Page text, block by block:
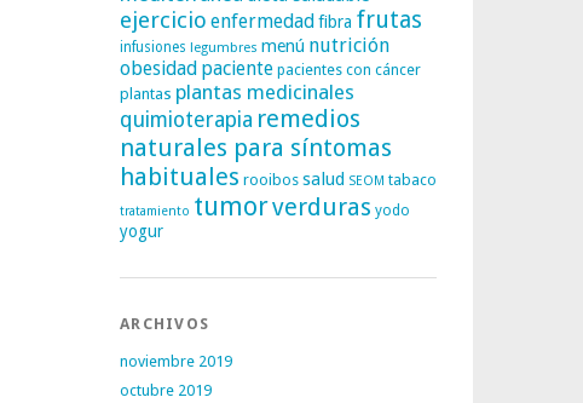
ejercicio enfermedadfibra frutas
infusiones legumbres menú nutrición
obesidad paciente pacientes con cáncer
plantas plantas medicinales
quimioterapia remedios
naturales para síntomas
habituales rooibos salud SEOM tabaco
tratamiento tumorverduras yodo
yogur
ARCHIVOS
noviembre 2019
octubre 2019